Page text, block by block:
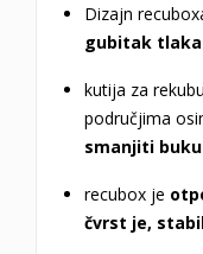
Dizajn
gubitak tlaka
kutija za
područjima
smanjiti
recubox je
čvrst je,